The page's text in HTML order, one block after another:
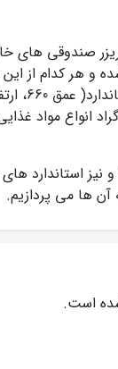
صندوقی
و هر کدام از
دمایی بین 15- تا 28- درجه
و نیز استاندارد
ها می پردازیم.
شده است.